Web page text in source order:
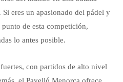
eres un apasionado del pádel y
de esta competición,
lo antes posible.
con partidos de alto nivel